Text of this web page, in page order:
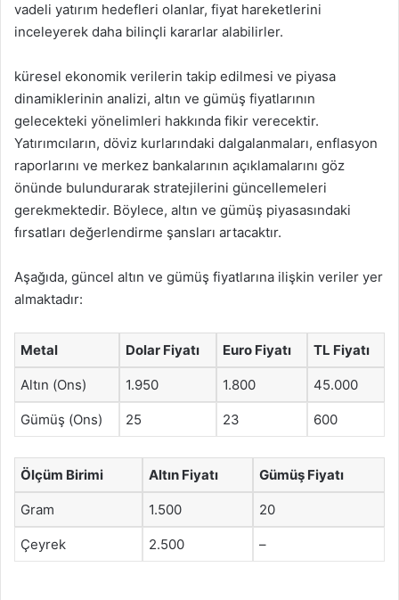
vadeli yatırım hedefleri olanlar, fiyat hareketlerini
inceleyerek daha bilinçli kararlar alabilirler.
küresel ekonomik verilerin takip edilmesi ve piyasa
dinamiklerinin analizi, altın ve gümüş fiyatlarının
gelecekteki yönelimleri hakkında fikir verecektir.
Yatırımcıların, döviz kurlarındaki dalgalanmaları, enflasyon
raporlarını ve merkez bankalarının açıklamalarını göz
önünde bulundurarak stratejilerini güncellemeleri
gerekmektedir. Böylece, altın ve gümüş piyasasındaki
fırsatları değerlendirme şansları artacaktır.
Aşağıda, güncel altın ve gümüş fiyatlarına ilişkin veriler yer
almaktadır:
Metal Dolar Fiyatı Euro Fiyatı TL Fiyatı
Altın (Ons) 1.950 1.800 45.000
Gümüş (Ons) 25 23 600
Ölçüm Birimi Altın Fiyatı Gümüş Fiyatı
Gram 1.500 20
Çeyrek 2.500 –